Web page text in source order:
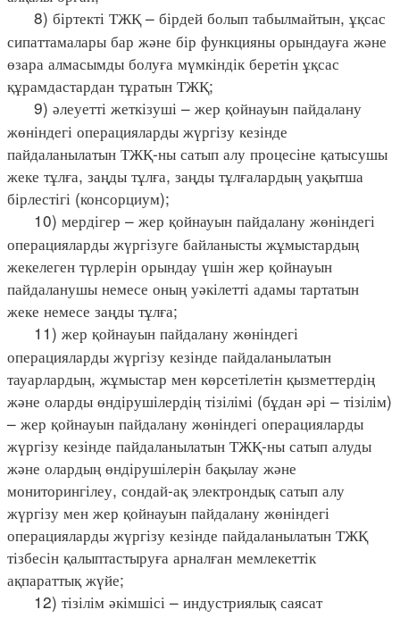
8) біртекті ТЖҚ – бірдей болып табылмайтын, ұқсас
сипаттамалары бар және бір функцияны орындауға және
өзара алмасымды болуға мүмкіндік беретін ұқсас
құрамдастардан тұратын ТЖҚ;
9) әлеуетті жеткізуші – жер қойнауын пайдалану
жөніндегі операцияларды жүргізу кезінде
пайдаланылатын ТЖҚ-ны сатып алу процесіне қатысушы
жеке тұлға, заңды тұлға, заңды тұлғалардың уақытша
бірлестігі (консорциум);
10) мердігер – жер қойнауын пайдалану жөніндегі
операцияларды жүргізуге байланысты жұмыстардың
жекелеген түрлерін орындау үшін жер қойнауын
пайдаланушы немесе оның уәкілетті адамы тартатын
жеке немесе заңды тұлға;
11) жер қойнауын пайдалану жөніндегі
операцияларды жүргізу кезінде пайдаланылатын
тауарлардың, жұмыстар мен көрсетілетін қызметтердің
және оларды өндірушілердің тізілімі (бұдан әрі – тізілім)
– жер қойнауын пайдалану жөніндегі операцияларды
жүргізу кезінде пайдаланылатын ТЖҚ-ны сатып алуды
және олардың өндірушілерін бақылау және
мониторингілеу, сондай-ақ электрондық сатып алу
жүргізу мен жер қойнауын пайдалану жөніндегі
операцияларды жүргізу кезінде пайдаланылатын ТЖҚ
тізбесін қалыптастыруға арналған мемлекеттік
ақпараттық жүйе;
12) тізілім әкімшісі – индустриялық саясат